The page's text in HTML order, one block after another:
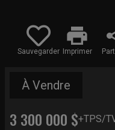
Sauvegarder
print
Imprimer
À Vendre
3 300 000 $+TPS/